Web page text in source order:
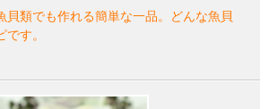
貝類でも作れる簡単な一品。どんな魚貝
す。